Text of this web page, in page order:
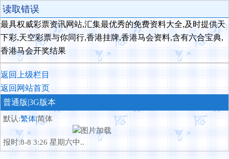
读取错误
最具权威彩票资讯网站,汇集最优秀的免费资料大全,及时提供天
下彩,天空彩票与你同行,香港挂牌,香港马会资料,含有六合宝典,
香港马会开奖结果
返回上级栏目
返回网站首页
普通版|3G版本
默认:繁体|简体
报时:8-8 3:26 星期六